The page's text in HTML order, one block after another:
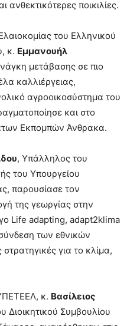
ανθεκτικότερες ποικιλίες.
του Ελληνικού
κ. Εμμανουήλ
μετάβασης σε πιο
καλλιέργειας,
αγροοικοσύστημα του
και στο
Εκπομπών Άνθρακα.
, Υπάλληλος του
του Υπουργείου
παρουσίασε τον
της γεωργίας στην
Life adapting, adapt2klima
των εθνικών
για το κλίμα,
κ. Βασίλειος
Διοικητικού Συμβουλίου